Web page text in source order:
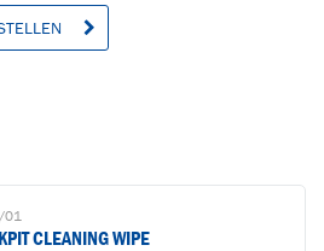
01
CLEANING WIPE